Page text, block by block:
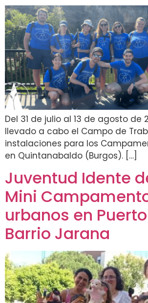
Del 31 de julio al 13 de agosto de
llevado a cabo el Campo de
instalaciones para los
en Quintanabaldo (Burgos). […]
Juventud Idente
Mini
urbanos en
Barrio Jarana